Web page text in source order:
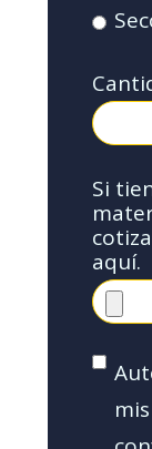
Si
aquí.